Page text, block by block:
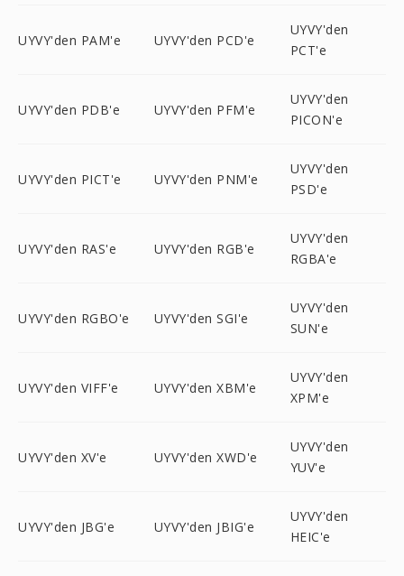
UYVY'den PAM'e UYVY'den PCD'e
UYVY'den
PCT'e
UYVY'den PDB'e UYVY'den PFM'e
UYVY'den
PICON'e
UYVY'den PICT'e UYVY'den PNM'e
UYVY'den
PSD'e
UYVY'den RAS'e UYVY'den RGB'e
UYVY'den
RGBA'e
UYVY'den RGBO'e UYVY'den SGI'e
UYVY'den
SUN'e
UYVY'den VIFF'e UYVY'den XBM'e
UYVY'den
XPM'e
UYVY'den XV'e UYVY'den XWD'e
UYVY'den
YUV'e
UYVY'den JBG'e UYVY'den JBIG'e
UYVY'den
HEIC'e